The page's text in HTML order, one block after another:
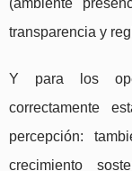
(ambiente
transparencia y
Y para los
correctamente
percepción:
crecimiento